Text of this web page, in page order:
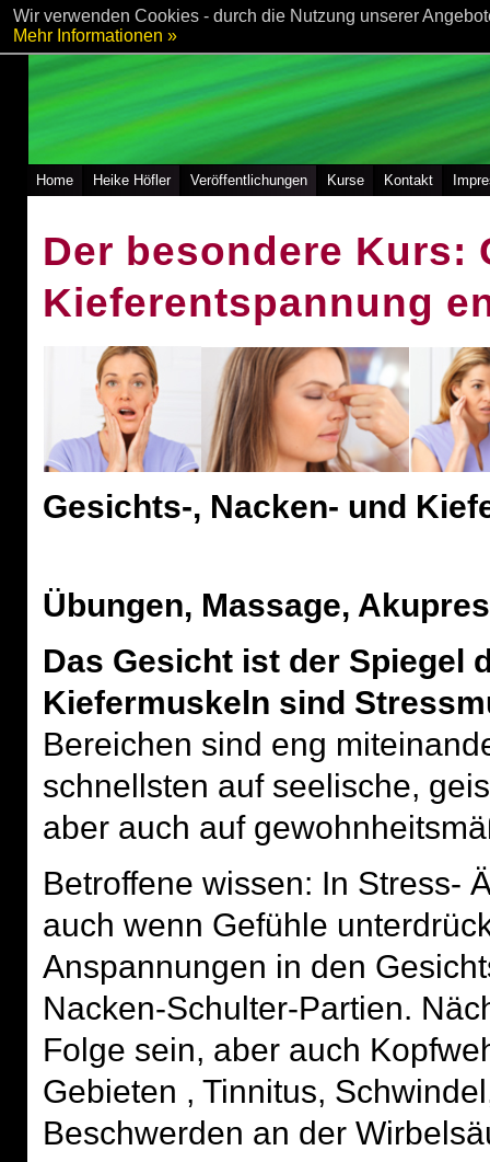
Home Heike Höfler Veröffentlichungen Kurse Kontakt
Der besondere Kurs:
Kieferentspannung
Gesichts-, Nacken- und
Übungen, Massage,
Das Gesicht ist der Spiegel
Kiefermuskeln sind
Bereichen sind eng
schnellsten auf seelische,
aber auch auf
Betroffene wissen: In Stress-
auch wenn Gefühle
Anspannungen in den
Nacken-Schulter-Partien.
Folge sein, aber auch
Gebieten , Tinnitus,
Beschwerden an der
Wir verwenden Cookies - durch die Nutzung unserer
Mehr Informationen »